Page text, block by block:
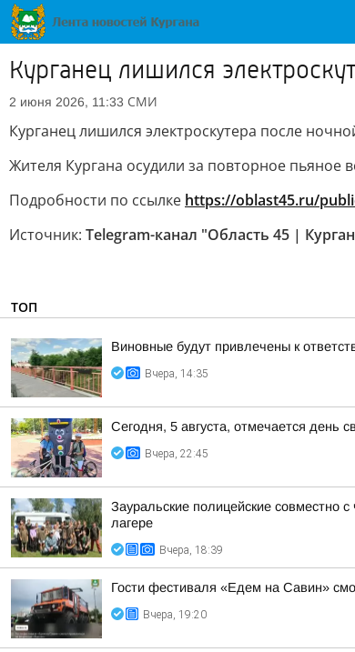
Курганец лишился
2 июня 2026, 11:33 СМИ
Курганец лишился электроскутера после
Жителя Кургана осудили за повторное пьяное
Подробности по ссылке https://oblast45.ru/
Источник: Telegram-канал "Область 45 |
ТОП
Виновные будут привлечены к
Вчера, 14:35
Сегодня, 5 августа, отмечается день
Вчера, 22:45
Зауральские полицейские совместно
лагере
Вчера, 18:39
Гости фестиваля «Едем на Савин»
Вчера, 19:20